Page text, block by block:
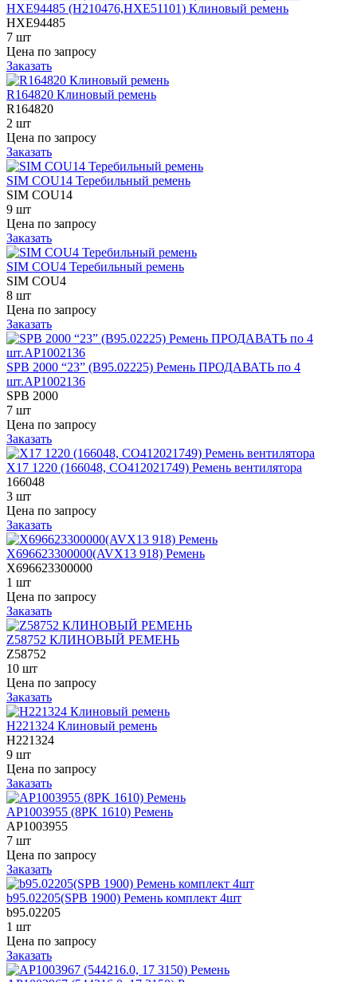
HXE94485 (H210476,HXE51101) Клиновый ремень
HXE94485
7 шт
Цена по запросу
Заказать
R164820 Клиновый ремень
R164820
2 шт
Цена по запросу
Заказать
SIM COU14 Теребильный ремень
SIM COU14
9 шт
Цена по запросу
Заказать
SIM COU4 Теребильный ремень
SIM COU4
8 шт
Цена по запросу
Заказать
SPB 2000 “23” (B95.02225) Ремень ПРОДАВАТЬ по 4
шт.AP1002136
SPB 2000
7 шт
Цена по запросу
Заказать
X17 1220 (166048, СО412021749) Ремень вентилятора
166048
3 шт
Цена по запросу
Заказать
X696623300000(AVX13 918) Ремень
X696623300000
1 шт
Цена по запросу
Заказать
Z58752 КЛИНОВЫЙ РЕМЕНЬ
Z58752
10 шт
Цена по запросу
Заказать
Н221324 Клиновый ремень
Н221324
9 шт
Цена по запросу
Заказать
AP1003955 (8PK 1610) Ремень
AP1003955
7 шт
Цена по запросу
Заказать
b95.02205(SPB 1900) Ремень комплект 4шт
b95.02205
1 шт
Цена по запросу
Заказать